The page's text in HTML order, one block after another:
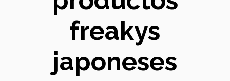
freakys
japoneses